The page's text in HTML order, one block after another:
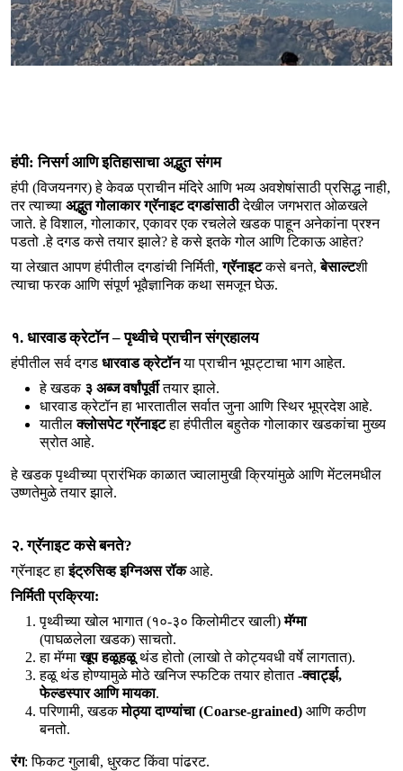
हंपी: निसर्ग आणि इतिहासाचा अद्भुत संगम
हंपी (विजयनगर) हे केवळ प्राचीन मंदिरे आणि भव्य अवशेषांसाठी प्रसिद्ध नाही,
तर त्याच्या अद्भुत गोलाकार ग्रॅनाइट दगडांसाठी देखील जगभरात ओळखले
जाते. हे विशाल, गोलाकार, एकावर एक रचलेले खडक पाहून अनेकांना प्रश्न
पडतो .हे दगड कसे तयार झाले? हे कसे इतके गोल आणि टिकाऊ आहेत?
या लेखात आपण हंपीतील दगडांची निर्मिती, ग्रॅनाइट कसे बनते, बेसाल्टशी
त्याचा फरक आणि संपूर्ण भूवैज्ञानिक कथा समजून घेऊ.
१. धारवाड क्रेटॉन – पृथ्वीचे प्राचीन संग्रहालय
हंपीतील सर्व दगड धारवाड क्रेटॉन या प्राचीन भूपट्टाचा भाग आहेत.
हे खडक ३ अब्ज वर्षांपूर्वीतयार झाले.
धारवाड क्रेटॉन हा भारतातील सर्वात जुना आणि स्थिर भूप्रदेश आहे.
यातीलक्लोसपेट ग्रॅनाइटहा हंपीतील बहुतेक गोलाकार खडकांचा मुख्य
स्रोत आहे.
हे खडक पृथ्वीच्या प्रारंभिक काळात ज्वालामुखी क्रियांमुळे आणि मेंटलमधील
उष्णतेमुळे तयार झाले.
२. ग्रॅनाइट कसे बनते?
ग्रॅनाइट हा इंट्रुसिव्ह इग्निअस रॉक आहे.
निर्मिती प्रक्रिया:
पृथ्वीच्या खोल भागात (१०-३० किलोमीटर खाली)मॅग्मा
(पाघळलेला खडक) साचतो.
हा मॅग्माखूप हळूहळूथंड होतो (लाखो ते कोट्यवधी वर्षे लागतात).
हळू थंड होण्यामुळे मोठे खनिज स्फटिक तयार होतात -क्वार्ट्झ,
फेल्डस्पार आणि मायका.
परिणामी, खडकमोठ्या दाण्यांचा (Coarse-grained) आणि कठीण
बनतो.
रंग